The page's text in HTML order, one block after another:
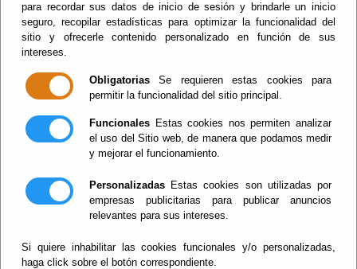
para recordar sus datos de inicio de sesión y brindarle un inicio
seguro, recopilar estadísticas para optimizar la funcionalidad del
sitio y ofrecerle contenido personalizado en función de sus
intereses.
Obligatorias Se requieren estas cookies para
permitir la funcionalidad del sitio principal.
Funcionales Estas cookies nos permiten analizar
el uso del Sitio web, de manera que podamos medir
y mejorar el funcionamiento.
Personalizadas Estas cookies son utilizadas por
empresas publicitarias para publicar anuncios
relevantes para sus intereses.
Si quiere inhabilitar las cookies funcionales y/o personalizadas,
haga click sobre el botón correspondiente.
Menú Archivo Biblioteca
Inicio -
Almeriense al conocimiento de Cervantes
Contribución
Almeriense al
conocimiento de
Cervantes